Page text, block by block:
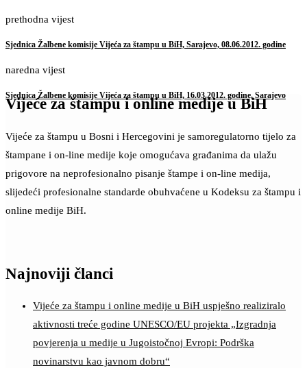
prethodna vijest
Sjednica Žalbene komisije Vijeća za štampu u BiH, Sarajevo, 08.06.2012. godine
naredna vijest
Sjednica Žalbene komisije Vijeća za štampu u BiH, 16.03.2012. godine, Sarajevo
Vijeće za štampu i online medije u BiH
Vijeće za štampu u Bosni i Hercegovini je samoregulatorno tijelo za
štampane i on-line medije koje omogućava građanima da ulažu
prigovore na neprofesionalno pisanje štampe i on-line medija,
slijedeći profesionalne standarde obuhvaćene u Kodeksu za štampu i
online medije BiH.
Najnoviji članci
Vijeće za štampu i online medije u BiH uspješno realiziralo
aktivnosti treće godine UNESCO/EU projekta „Izgradnja
povjerenja u medije u Jugoistočnoj Evropi: Podrška
novinarstvu kao javnom dobru“